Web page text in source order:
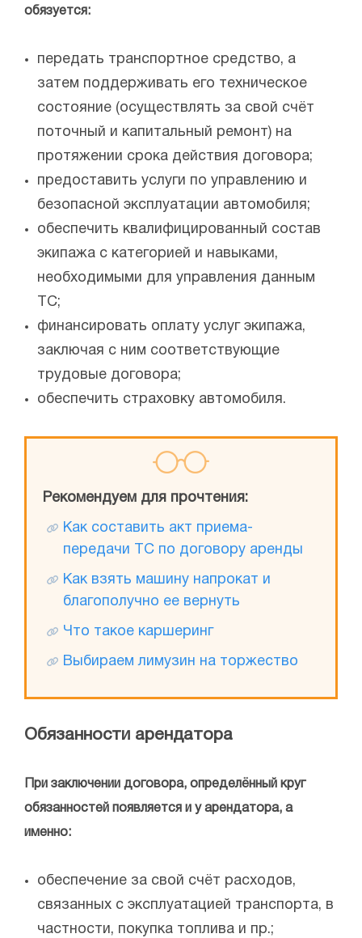
обязуется:
передать транспортное средство, а
затем поддерживать его техническое
состояние (осуществлять за свой счёт
поточный и капитальный ремонт) на
протяжении срока действия договора;
предоставить услуги по управлению и
безопасной эксплуатации автомобиля;
обеспечить квалифицированный состав
экипажа с категорией и навыками,
необходимыми для управления данным
ТС;
финансировать оплату услуг экипажа,
заключая с ним соответствующие
трудовые договора;
обеспечить страховку автомобиля.
Рекомендуем для прочтения:
Как составить акт приема-
передачи ТС по договору аренды
Как взять машину напрокат и
благополучно ее вернуть
Что такое каршеринг
Выбираем лимузин на торжество
Обязанности арендатора
При заключении договора, определённый круг
обязанностей появляется и у арендатора, а
именно:
обеспечение за свой счёт расходов,
связанных с эксплуатацией транспорта, в
частности, покупка топлива и пр.;